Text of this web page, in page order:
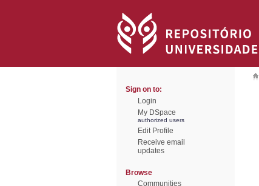
Sign on to:
Login
My DSpace
authorized users
Edit Profile
Receive email
updates
Browse
Communities